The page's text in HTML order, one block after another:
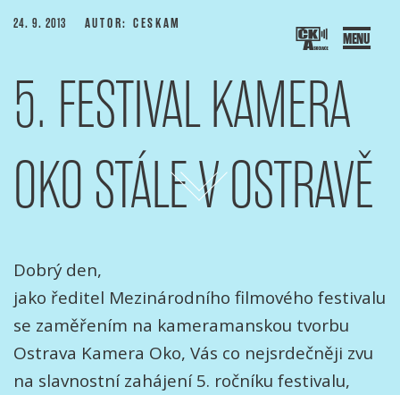
P
ř
e
j
í
t
o
b
s
a
h
w
e
b
u
ČESKÝCH KAMERAMANŮ
portál Asociace českých kameramanů
PUBLIKOVÁNO
24. 9. 2013 AUTOR: CESKAM
5. FESTIVAL KAMERA
OKO STÁLE V OSTRAVĚ
Dobrý den,
jako ředitel Mezinárodního filmového festivalu
se zaměřením na kameramanskou tvorbu
Ostrava Kamera Oko, Vás co nejsrdečněji zvu
na slavnostní zahájení 5. ročníku festivalu,